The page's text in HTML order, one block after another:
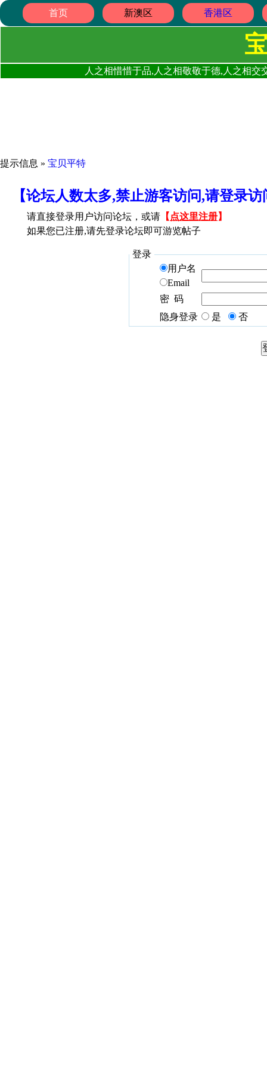
首页 新澳区 香港区
人之相惜惜于品,人之相敬敬于德,人之相
提示信息 » 宝贝平特
【论坛人数太多,禁止游客访问,请登录
请直接登录用户访问论坛，或请 【 点这里注册】
如果您已注册,请先登录论坛即可游览帖子
登录
用户名
Email
密 码
隐身登录
是 否